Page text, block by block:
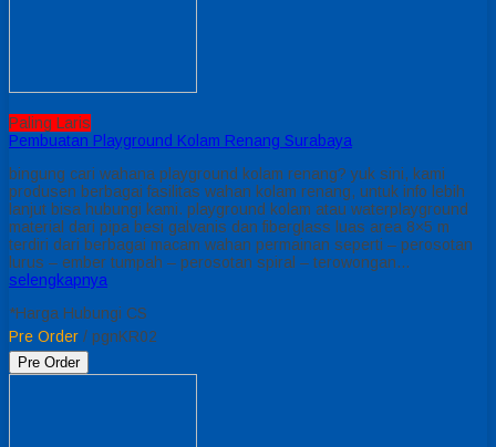
Paling Laris
Pembuatan Playground Kolam Renang Surabaya
bingung cari wahana playground kolam renang? yuk sini, kami
produsen berbagai fasilitas wahan kolam renang, untuk info lebih
lanjut bisa hubungi kami. playground kolam atau waterplayground
material dari pipa besi galvanis dan fiberglass luas area 8×5 m
terdiri dari berbagai macam wahan permainan seperti – perosotan
lurus – ember tumpah – perosotan spiral – terowongan…
selengkapnya
*Harga Hubungi CS
Pre Order / pgnKR02
Pre Order